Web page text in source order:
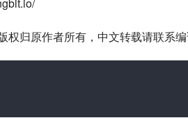
归原作者所有，中文转载请联系编